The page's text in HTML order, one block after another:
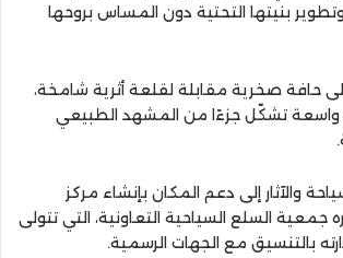
بنيتها التحتية دون المساس بروحها
حافة صخرية مقابلة لقلعة أثرية شامخة،
تشكّل جزءًا من المشهد الطبيعي
والآثار إلى دعم المكان بإنشاء مركز
جمعية السلع السياحية التعاونية، التي تتولى
بالتنسيق مع الجهات الرسمية.